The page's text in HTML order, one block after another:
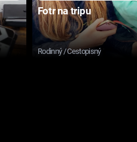
Fotr na tripu
Rodinný / Cestopisný